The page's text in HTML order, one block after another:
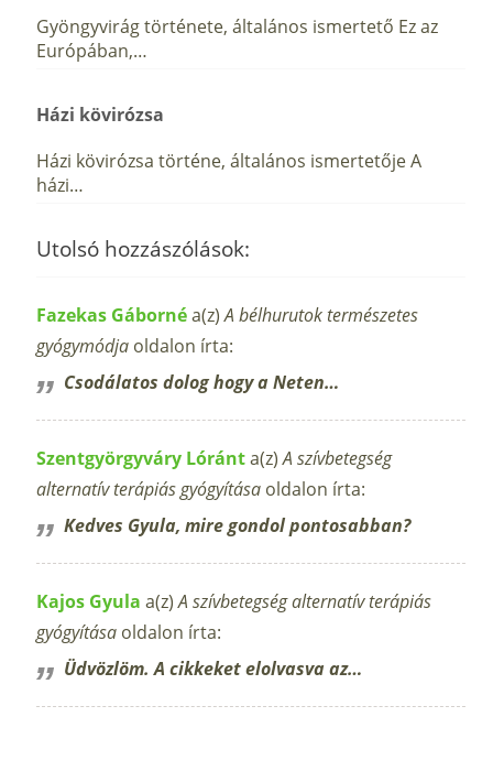
Gyöngyvirág története, általános ismertető Ez az
Európában,…
Házi kövirózsa
Házi kövirózsa történe, általános ismertetője A
házi…
Utolsó hozzászólások:
Fazekas Gábornéa(z)A bélhurutok természetes
gyógymódja oldalon írta:
Csodálatos dolog hogy a Neten…
Szentgyörgyváry Lóránta(z)A szívbetegség
alternatív terápiás gyógyítása oldalon írta:
Kedves Gyula, mire gondol pontosabban?
Kajos Gyula a(z)A szívbetegség alternatív terápiás
gyógyítása oldalon írta:
Üdvözlöm. A cikkeket elolvasva az…